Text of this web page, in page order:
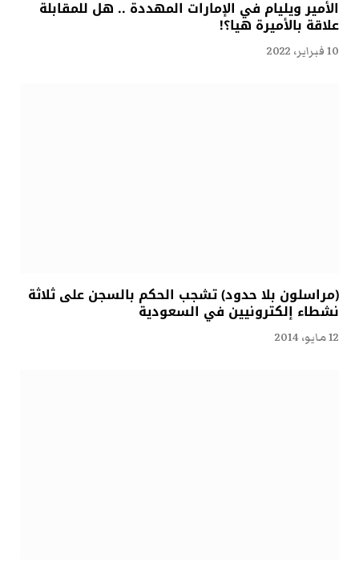
الأمير ويليام في الإمارات المهددة .. هل للمقابلة
علاقة بالأميرة هيا؟!
10 فبراير، 2022
(مراسلون بلا حدود) تشجب الحكم بالسجن على ثلاثة
نشطاء إلكترونيين في السعودية
12 مايو، 2014